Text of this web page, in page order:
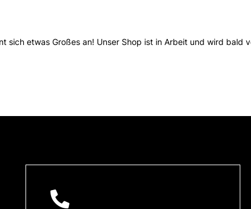
sich etwas Großes an! Unser Shop ist in Arbeit und wird bald